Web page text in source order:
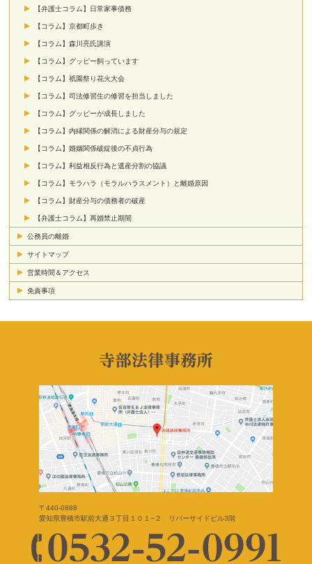
【弁護士コラム】日常家事債務
【コラム】京都町歩き
【コラム】森川亮氏講演
【コラム】グッピー飼っています
【コラム】祇園祭り花火大会
【コラム】司法修習生の修習を担当しました
【コラム】グッピーが成長しました
【コラム】内縁関係の解消による財産分与の規定
【コラム】婚姻関係破綻後の不貞行為
【コラム】利益相反行為と遺産分割の協議
【コラム】モラハラ（モラルハラスメント）と離婚原因
【コラム】財産分与の債務者の破産
【弁護士コラム】再婚禁止期間
公務員の離婚
サイトマップ
営業時間＆アクセス
免責事項
〒440-0888
愛知県豊橋市駅前大通３丁目１０１−２ リバーサイドビル3階